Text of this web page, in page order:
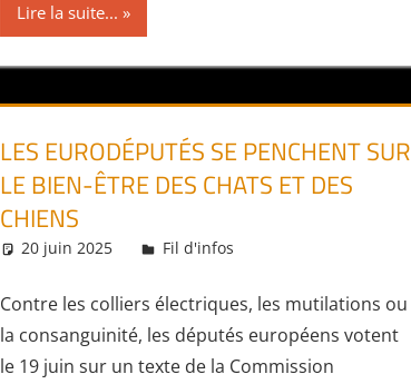
Lire la suite...
LES EURODÉPUTÉS SE PENCHENT SUR
LE BIEN-ÊTRE DES CHATS ET DES
CHIENS
20 juin 2025 Daniel
Fil d'infos
Contre les colliers électriques, les mutilations ou
la consanguinité, les députés européens votent
le 19 juin sur un texte de la Commission